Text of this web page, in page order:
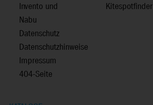
Invento und
Nabu
Datenschutz
Datenschutzhinweise
Impressum
404-Seite
Kitespotfinder